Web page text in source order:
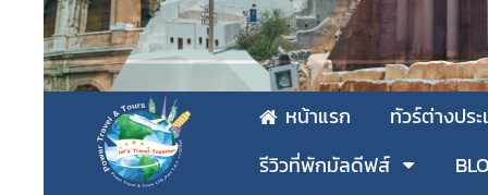
หน้าแรก
ทัวร์ต่างปร
รีวิวที่พักมัลดีฟส์